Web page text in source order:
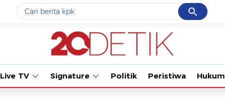
Cancel
Yang sedang ramai dicari
#3iran
Tonton kabar
Live TV Signature Politik Peristiwa Hukum